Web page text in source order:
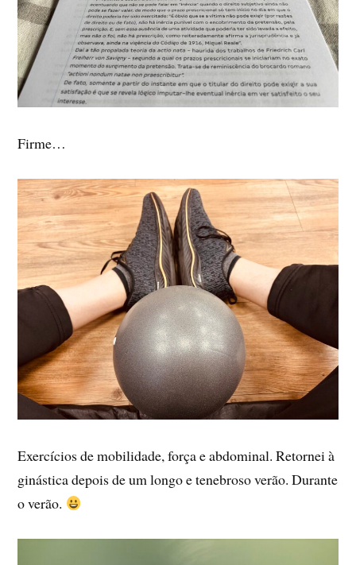
Firme…
Exercícios de mobilidade, força e abdominal. Retornei à
ginástica depois de um longo e tenebroso verão. Durante
o verão.